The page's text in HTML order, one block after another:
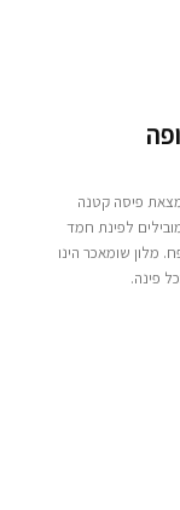
פיסה קטנה
לפינת חמד
מלון שומאכר הינו